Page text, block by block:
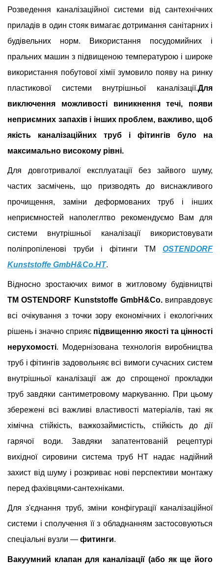
Розведення каналізаційної системи від сантехнічних
приладів в один стояк вимагає дотримання санітарних і
будівельних норм.
Використання посудомийних і
пральних машин з підвищеною температурою і широке
використання побутової хімії зумовило появу на ринку
пластикової системи внутрішньої каналізації.Для
виключення можливості виникнення течі, появи
неприємних запахів і інших проблем, важливо, щоб
якість каналізаційних труб і фітингів було на
максимально високому рівні.
Для довготривалої експлуатації без зайвого шуму,
частих засмічень, що призводять до виснажливого
прочищення, заміни деформованих труб і інших
неприємностей наполеглтво рекомендуємо Вам для
системи внутрішньої каналізації використовувати
поліпропіленові труби і фітинги ТМ OSTENDORF
Kunststoffe GmbH&Co.HT.
Відносно зростаючих вимог в житловому будівництві
ТМOSTENDORF Kunststoffe GmbH&Co.виправдовує
всі очікування з точки зору економічних і екологічних
рішень і значно сприяє підвищенню якості та цінності
нерухомості. Модернізована технологія виробництва
труб і фітингів задовольняє всі вимоги сучасних систем
внутрішньої каналізації аж до спрощеної прокладки
труб завдяки сантиметровому маркуванню. При цьому
збережені всі важливі властивості матеріалів, такі як
хімічна стійкість, важкозаймистість, стійкість до дії
гарячої води. Завдяки запатентованій рецептурі
вихідної сировини система труб HT надає надійний
захист від шуму і розкриває нові перспективи монтажу
перед фахівцями-сантехніками.
Для з'єднання труб, зміни конфігурації каналізаційної
системи і сполучення її з обладнанням застосовуються
спеціальні вузли — фитинги.
Вакуумний клапан для каналізації (або як ще його